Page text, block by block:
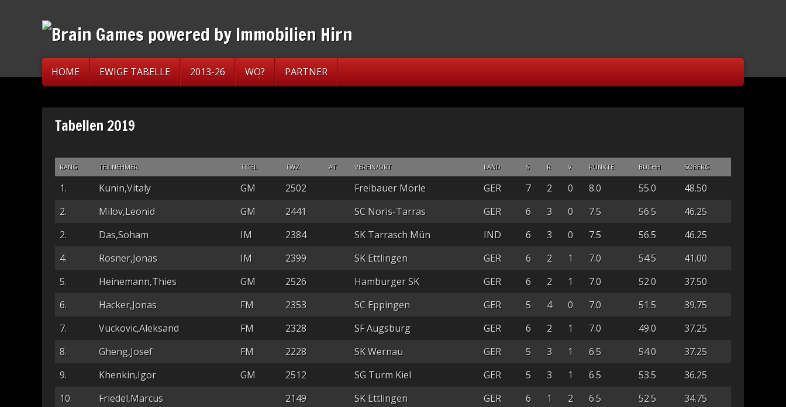
HOME EWIGE TABELLE 2013-26 WO? PARTNER
Tabellen 2019
RANG TEILNEHMER TITEL TWZ AT VEREIN/ORT LAND S R V PUNKTE BUCHH SOBERG
1. Kunin,Vitaly GM 2502 Freibauer Mörle GER 7 2 0 8.0 55.0
48.50
2.
Milov,Leonid GM 2441 SC Noris-Tarras GER 6 3 0 7.5 56.5
46.25
2.
Das,Soham IM 2384 SK Tarrasch Mün IND 6 3 0 7.5 56.5
46.25
4.
Rosner,Jonas IM 2399 SK Ettlingen GER 6 2 1 7.0 54.5
41.00
5.
Heinemann,Thies GM 2526 Hamburger SK GER 6 2 1 7.0 52.0
37.50
6.
Hacker,Jonas FM 2353 SC Eppingen GER 5 4 0 7.0 51.5
39.75
7.
Vuckovic,Aleksand FM 2328 SF Augsburg GER 6 2 1 7.0 49.0
37.25
8.
Gheng,Josef FM 2228 SK Wernau GER 5 3 1 6.5 54.0
37.25
9.
Khenkin,Igor GM 2512 SG Turm Kiel GER 5 3 1 6.5 53.5
36.25
10.
Friedel,Marcus 2149 SK Ettlingen GER 6 1 2 6.5 52.5
34.75